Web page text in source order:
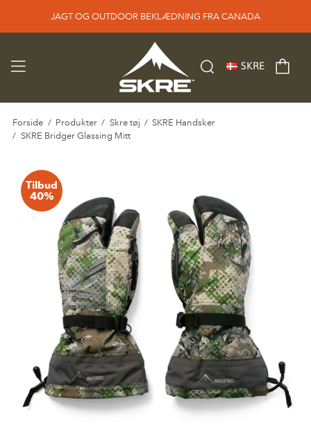
JAGT OG OUTDOOR BEKLÆDNING FRA CANADA
SKRE
Forside / Produkter / Skre tøj / SKRE Handsker
/ SKRE Bridger Glassing Mitt
Tilbud
40%